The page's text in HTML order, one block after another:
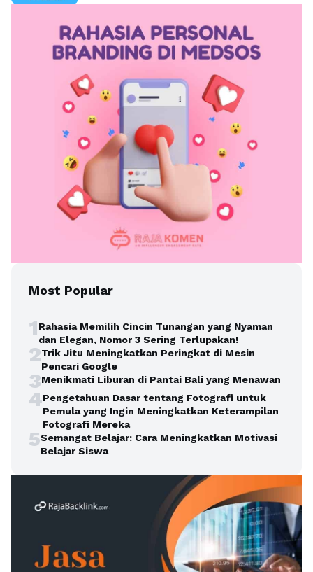
Most Popular
1Rahasia Memilih Cincin Tunangan yang Nyaman
dan Elegan, Nomor 3 Sering Terlupakan!
2Trik Jitu Meningkatkan Peringkat di Mesin
Pencari Google
3Menikmati Liburan di Pantai Bali yang Menawan
4Pengetahuan Dasar tentang Fotografi untuk
Pemula yang Ingin Meningkatkan Keterampilan
Fotografi Mereka
5Semangat Belajar: Cara Meningkatkan Motivasi
Belajar Siswa